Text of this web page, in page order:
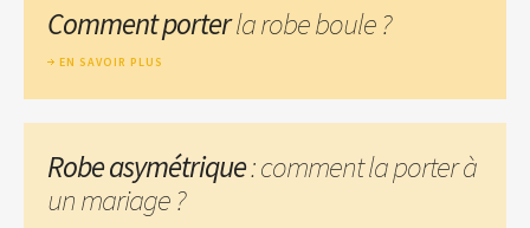
Comment porterla robe boule ?
EN SAVOIR PLUS
Robe asymétrique: comment la porter à
un mariage ?